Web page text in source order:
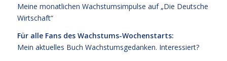
Meine monatlichen Wachstumsimpulse auf „Die Deutsche
Wirtschaft“
Für alle Fans des Wachstums-Wochenstarts:
Mein aktuelles Buch Wachstumsgedanken. Interessiert?